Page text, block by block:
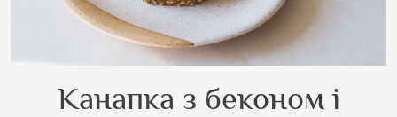
Канапка з беконом і